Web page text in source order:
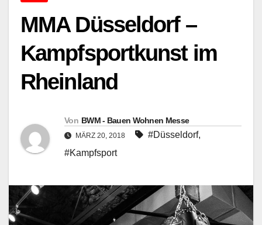
MMA Düsseldorf –
Kampfsportkunst im
Rheinland
Von BWM - Bauen Wohnen Messe
MÄRZ 20, 2018 #Düsseldorf,
#Kampfsport